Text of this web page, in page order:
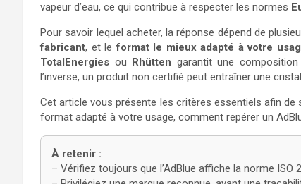
vapeur d’eau, ce qui contribue à respecter les normes
Pour savoir lequel acheter, la réponse dépend de
fabricant, et leformat le mieux adapté à votre
TotalEnergies ou Rhütten garantit une
l’inverse, un produit non certifié peut entraîner une
Cet article vous présente les critères essentiels afin de
format adapté à votre usage, comment repérer un
À retenir :
– Vérifiez toujours que l’AdBlue affiche la norme ISO